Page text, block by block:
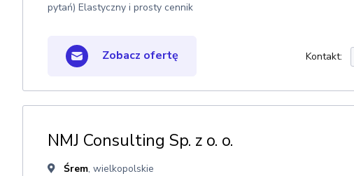
pytań) Elastyczny i prosty cennik
Zobacz ofertę Kontakt:
NMJ Consulting Sp. z o. o.
Śrem, wielkopolskie